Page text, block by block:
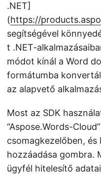
.NET]
(https://
segítségével
t .NET-
módot kínál a Word
formátumba
az alapvető
Most az SDK
“Aspose.Words-
csomagkezelőben,
hozzáadása gombra.
ügyfél hitelesítő